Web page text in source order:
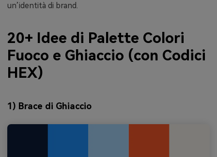
un’identità di brand.
20+ Idee di Palette Colori
Fuoco e Ghiaccio (con Codici
HEX)
1) Brace di Ghiaccio